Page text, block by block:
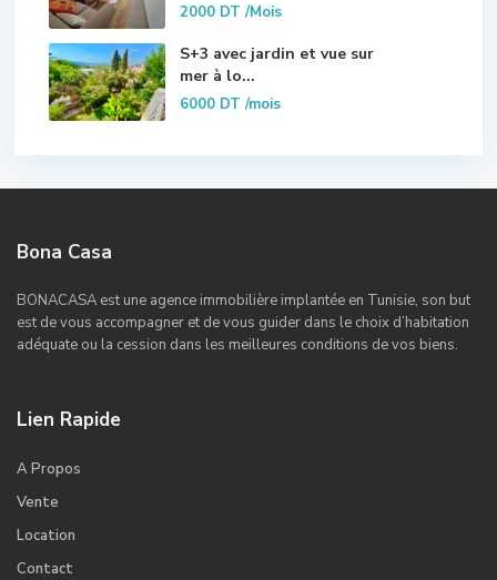
2000 DT/Mois
S+3 avec jardin et vue sur
mer à lo...
6000 DT/mois
Bona Casa
BONACASA est une agence immobilière implantée en Tunisie, son but
est de vous accompagner et de vous guider dans le choix d’habitation
adéquate ou la cession dans les meilleures conditions de vos biens.
Lien Rapide
A Propos
Vente
Location
Contact